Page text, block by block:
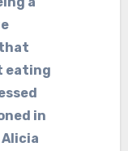
eating
in